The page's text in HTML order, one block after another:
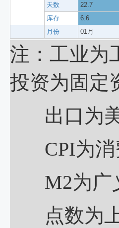
天数
22.7
库存
6.6
月份
01月
注：工业为
投资为固定
出口为美
CPI为消
M2为广义
点数为上